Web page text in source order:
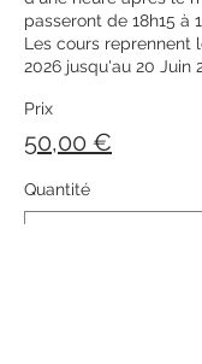
passeront de 18h15 à
Les cours reprennent
2026 jusqu'au 20 Juin
Prix
50,00 €
Quantité